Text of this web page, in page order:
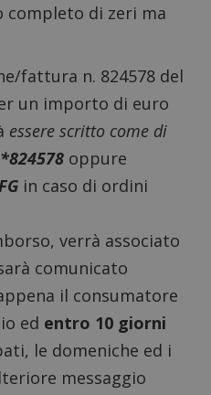
completo di zeri ma
fattura n. 824578 del
un importo di euro
essere scritto come di
oppure
in caso di ordini
verrà associato
comunicato
il consumatore
ed entro 10 giorni
le domeniche ed i
messaggio